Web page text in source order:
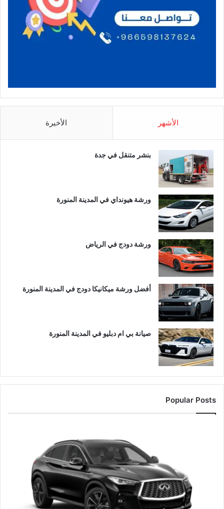
الأشهر الأخيرة
بنشر متنقل في جدة
ورشة هيونداي في المدينة المنورة
ورشة دودج في الرياض
أفضل ورشة ميكانيكا دودج في المدينة المنورة
صيانة بي ام دبليو في المدينة المنورة
Popular Posts